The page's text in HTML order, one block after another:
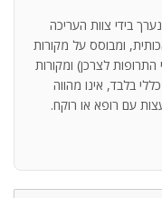
בידי צוות העריכה
ומבוסס על מקורות
לצרכן) ומקורות
בלבד, אינו מהווה
עם רופא או רוקח.